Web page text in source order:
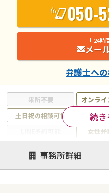
来所不要 オンラ
土日祝の相談可能
19時以
女性弁
注力案件
離婚前相談
離
続き
050-
24時
メー
弁護士へ
事務所詳細